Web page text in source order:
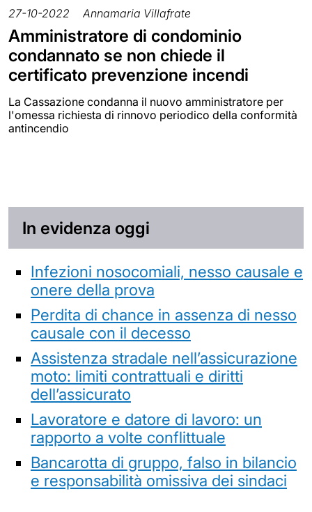
27-10-2022 Annamaria Villafrate
Amministratore di condominio
condannato se non chiede il
certificato prevenzione incendi
La Cassazione condanna il nuovo amministratore per
l'omessa richiesta di rinnovo periodico della conformità
antincendio
In evidenza oggi
Infezioni nosocomiali, nesso causale e
onere della prova
Perdita di chance in assenza di nesso
causale con il decesso
Assistenza stradale nell’assicurazione
moto: limiti contrattuali e diritti
dell’assicurato
Lavoratore e datore di lavoro: un
rapporto a volte conflittuale
Bancarotta di gruppo, falso in bilancio
e responsabilità omissiva dei sindaci